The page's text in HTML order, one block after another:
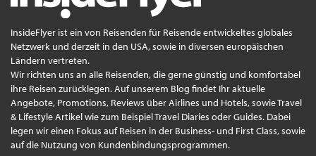
InsideFlyer ist ein von Reisenden für Reisende entwickeltes globales
Netzwerk und derzeit in den USA, sowie in diversen europäischen
Ländern vertreten.
Wir richten uns an alle Reisenden, die gerne günstig und komfortabel
ihre Reisen zurücklegen. Auf unserem Blog findet Ihr aktuelle
Angebote, Promotions, Reviews über Airlines und Hotels, sowie Travel
& Lifestyle Artikel wie zum Beispiel Travel Diaries oder Guides. Dabei
legen wir einen Fokus auf Reisen in der Business- und First Class, sowie
auf die Nutzung von Kundenbindungsprogrammen.